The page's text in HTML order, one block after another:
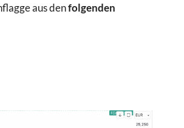
aus denfolgenden